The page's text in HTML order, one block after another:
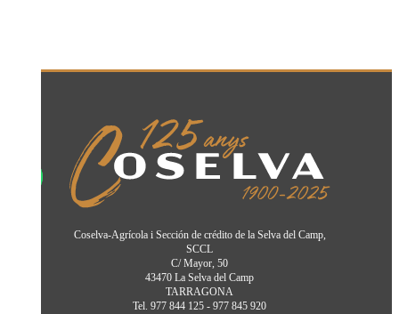
Coselva-Agrícola i Sección de crédito de la Selva del Camp,
SCCL
C/ Mayor, 50
43470 La Selva del Camp
TARRAGONA
Tel. 977 844 125 - 977 845 920